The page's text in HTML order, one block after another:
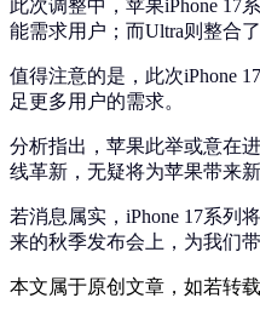
此次调整中，苹果iPhone 17
能需求用户；而Ultra则整合
值得注意的是，此次iPhone
足更多用户的需求。
分析指出，苹果此举或意在
线革新，无疑将为苹果带来新
若消息属实，iPhone 17系列
来的秋季发布会上，为我们
本文属于原创文章，如若转